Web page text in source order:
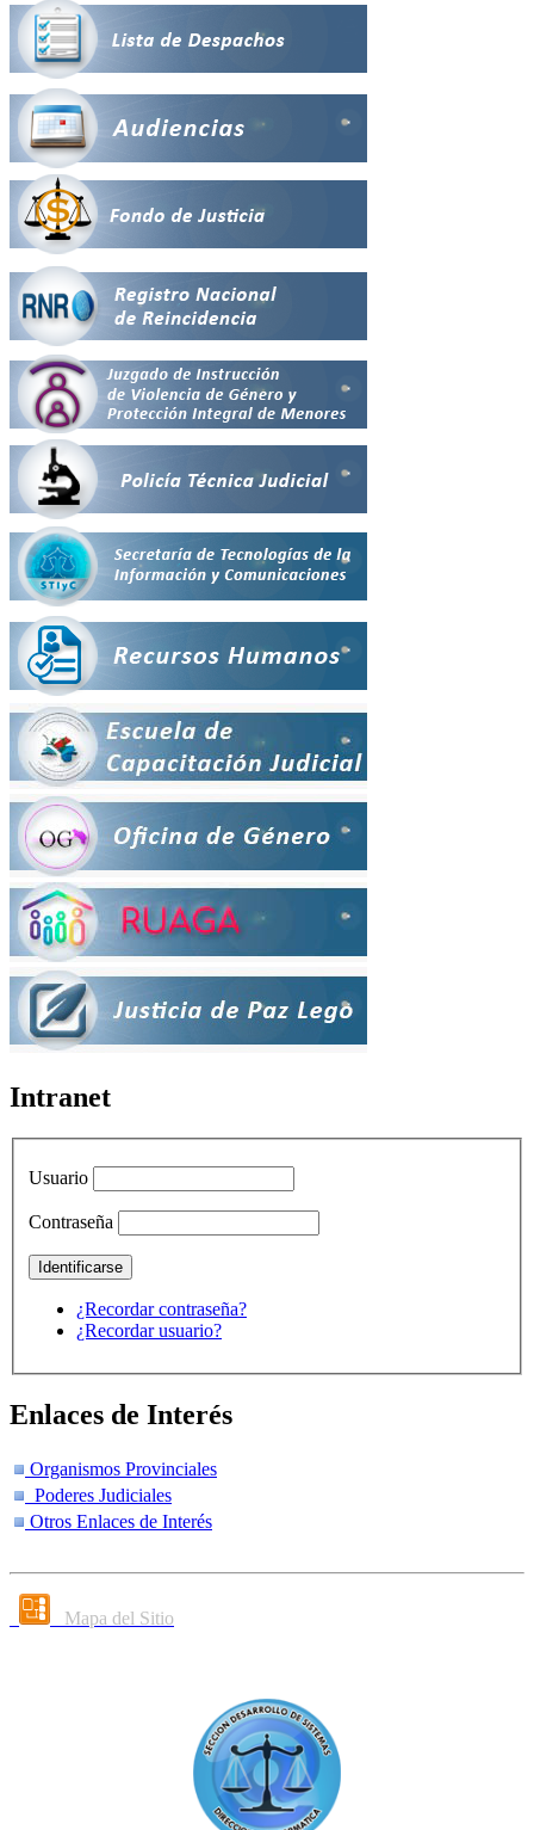
Intranet
Usuario
Contraseña
¿Recordar contraseña?
¿Recordar usuario?
Enlaces de Interés
Organismos Provinciales
Poderes Judiciales
Otros Enlaces de Interés
Mapa del Sitio